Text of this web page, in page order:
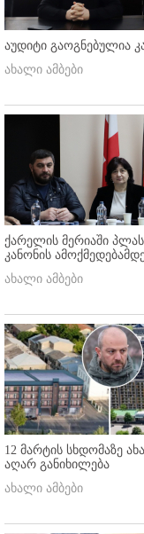
აუდიტი გაოგნებულია
ახალი ამბები
ქარელის მერიაში
კანონის
ახალი ამბები
12 მარტის სხდომაზე
აღარ განიხილება
ახალი ამბები